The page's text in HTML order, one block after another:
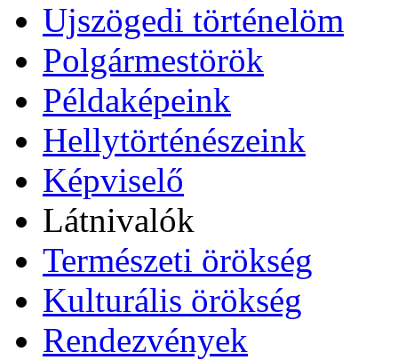
Ujszögedi történelöm
Polgármestörök
Példaképeink
Hellytörténészeink
Képviselő
Látnivalók
Természeti örökség
Kulturális örökség
Rendezvények